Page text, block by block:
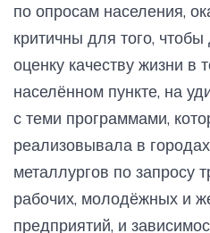
по опросам населения,
критичны для того,
оценку качеству жизни в
населённом пункте, на
с теми программами,
реализовывала в
металлургов по запросу
рабочих, молодёжных и
предприятий, и